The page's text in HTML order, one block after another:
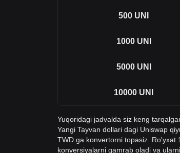
500 UNI
1000 UNI
5000 UNI
10000 UNI
Yuqoridagi jadvalda siz keng
Yangi Tayvan dollari dagi Uniswap
TWD ga konvertorni topasiz. Ro'yxat
konversiyalarni qamrab oladi va